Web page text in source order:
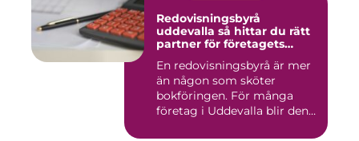
Redovisningsbyrå
uddevalla så hittar du rätt
partner för företagets
En redovisningsbyrå är mer
än någon som sköter
bokföringen. För många
företag i Uddevalla blir den